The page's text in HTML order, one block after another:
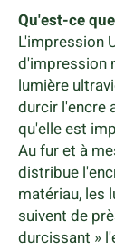
Qu'est-ce
L'impression
d'impression
lumière
durcir l'encre
qu'elle est
Au fur et à
distribue
matériau, les
suivent de
durcissant »